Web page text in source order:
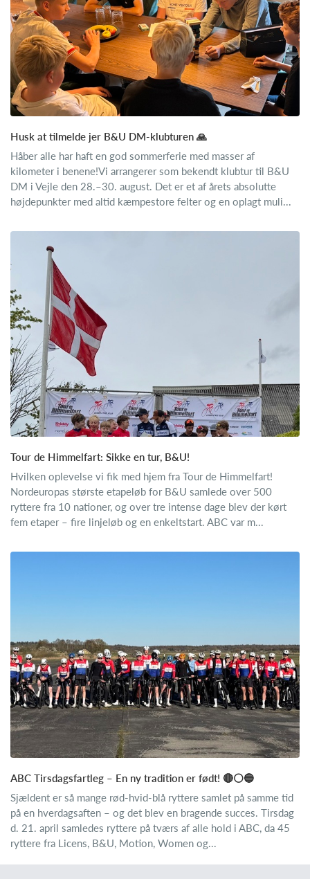
Husk at tilmelde jer B&U DM-klubturen 🙏
Håber alle har haft en god sommerferie med masser af
kilometer i benene!Vi arrangerer som bekendt klubtur til B&U
DM i Vejle den 28.–30. august. Det er et af årets absolutte
højdepunkter med altid kæmpestore felter og en oplagt muli...
Tour de Himmelfart: Sikke en tur, B&U!
Hvilken oplevelse vi fik med hjem fra Tour de Himmelfart!
Nordeuropas største etapeløb for B&U samlede over 500
ryttere fra 10 nationer, og over tre intense dage blev der kørt
fem etaper – fire linjeløb og en enkeltstart. ABC var m...
ABC Tirsdagsfartleg – En ny tradition er født! 🔴⚪🔵
Sjældent er så mange rød-hvid-blå ryttere samlet på samme tid
på en hverdagsaften – og det blev en bragende succes. Tirsdag
d. 21. april samledes ryttere på tværs af alle hold i ABC, da 45
ryttere fra Licens, B&U, Motion, Women og...